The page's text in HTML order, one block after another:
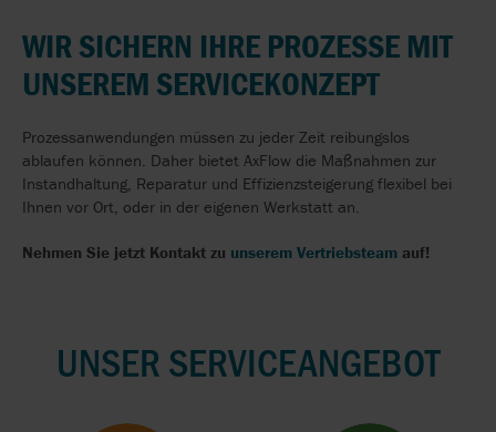
WIR SICHERN IHRE PROZESSE MIT
UNSEREM SERVICEKONZEPT
Prozessanwendungen müssen zu jeder Zeit reibungslos
ablaufen können. Daher bietet AxFlow die Maßnahmen zur
Instandhaltung, Reparatur und Effizienzsteigerung flexibel bei
Ihnen vor Ort, oder in der eigenen Werkstatt an.
Nehmen Sie jetzt Kontakt zu unserem Vertriebsteam auf!
UNSER SERVICEANGEBOT